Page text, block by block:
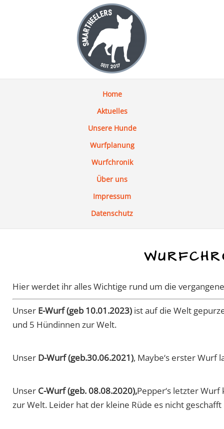
Home
Aktuelles
Unsere Hunde
Wurfplanung
Wurfchronik
Über uns
Impressum
Datenschutz
Hier werdet ihr alles Wichtige rund um die
Unser E-Wurf (geb 10.01.2023) ist auf die Welt
und 5 Hündinnen zur Welt.
Unser D-Wurf (geb.30.06.2021), Maybe‘s erster Wurf
Unser C-Wurf (geb. 08.08.2020),Pepper‘s letzter
zur Welt. Leider hat der kleine Rüde es nicht